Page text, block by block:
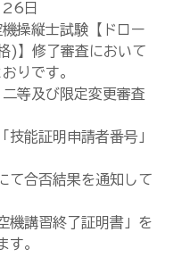
26日
操縦士試験【ドロー
)】修了審査において
りです。
等及び限定変更審査
技能証明申請者番号」
て合否結果を通知して
機講習終了証明書」を
す。